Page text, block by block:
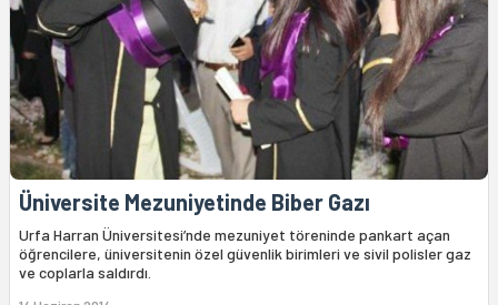
Üniversite Mezuniyetinde Biber Gazı
Urfa Harran Üniversitesi’nde mezuniyet töreninde pankart açan
öğrencilere, üniversitenin özel güvenlik birimleri ve sivil polisler gaz
ve coplarla saldırdı.